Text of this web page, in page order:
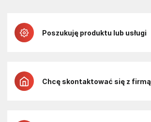
Poszukuję produktu lub usługi
Chcę skontaktować się z firmą